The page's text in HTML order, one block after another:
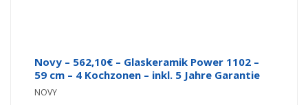
Novy – 562,10€ – Glaskeramik Power 1102 –
59 cm – 4 Kochzonen – inkl. 5 Jahre Garantie
NOVY